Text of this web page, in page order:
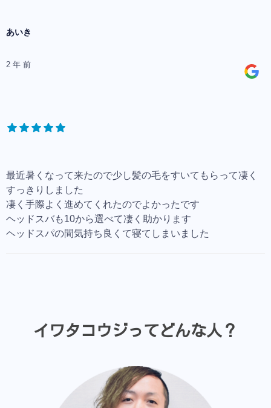
あいき
2 年 前
最近暑くなって来たので少し髪の毛をすいてもらって凄く
すっきりしました
凄く手際よく進めてくれたのでよかったです
ヘッドスバも10から選べて凄く助かります
ヘッドスパの間気持ち良くて寝てしまいました
イワタコウジってどんな人？